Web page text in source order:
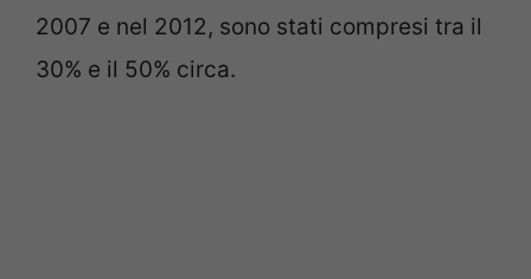
2007 e nel 2012, sono stati compresi tra il
30% e il 50% circa.